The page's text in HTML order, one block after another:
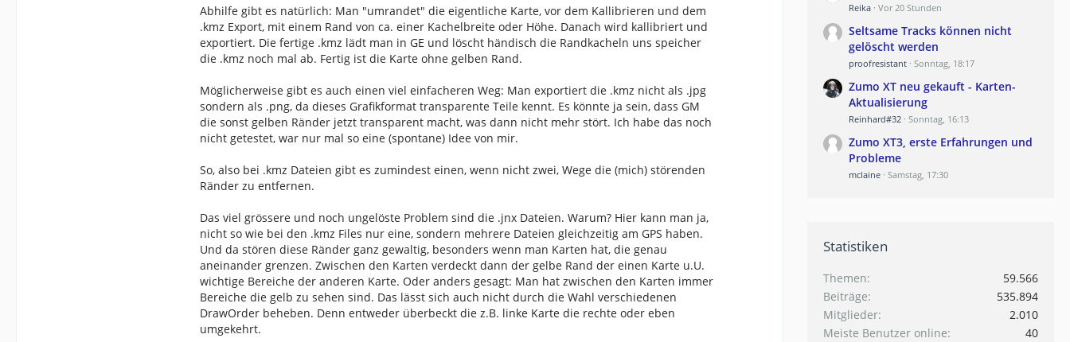
Abhilfe gibt es natürlich: Man "umrandet" die eigentliche Karte, vor dem Kallibrieren und dem
.kmz Export, mit einem Rand von ca. einer Kachelbreite oder Höhe. Danach wird kallibriert und
exportiert. Die fertige .kmz lädt man in GE und löscht händisch die Randkacheln uns speicher
die .kmz noch mal ab. Fertig ist die Karte ohne gelben Rand.
Möglicherweise gibt es auch einen viel einfacheren Weg: Man exportiert die .kmz nicht als .jpg
sondern als .png, da dieses Grafikformat transparente Teile kennt. Es könnte ja sein, dass GM
die sonst gelben Ränder jetzt transparent macht, was dann nicht mehr stört. Ich habe das noch
nicht getestet, war nur mal so eine (spontane) Idee von mir.
So, also bei .kmz Dateien gibt es zumindest einen, wenn nicht zwei, Wege die (mich) störenden
Ränder zu entfernen.
Das viel grössere und noch ungelöste Problem sind die .jnx Dateien. Warum? Hier kann man ja,
nicht so wie bei den .kmz Files nur eine, sondern mehrere Dateien gleichzeitig am GPS haben.
Und da stören diese Ränder ganz gewaltig, besonders wenn man Karten hat, die genau
aneinander grenzen. Zwischen den Karten verdeckt dann der gelbe Rand der einen Karte u.U.
wichtige Bereiche der anderen Karte. Oder anders gesagt: Man hat zwischen den Karten immer
Bereiche die gelb zu sehen sind. Das lässt sich auch nicht durch die Wahl verschiedenen
DrawOrder beheben. Denn entweder überbeckt die z.B. linke Karte die rechte oder eben
umgekehrt.
Reika Vor 20 Stunden
Seltsame Tracks können nicht
gelöscht werden
proofresistant Sonntag, 18:17
Zumo XT neu gekauft - Karten-
Aktualisierung
Reinhard#32 Sonntag, 16:13
Zumo XT3, erste Erfahrungen und
Probleme
mclaine Samstag, 17:30
Statistiken
Themen
59.566
Beiträge
535.894
Mitglieder
2.010
Meiste Benutzer online
40